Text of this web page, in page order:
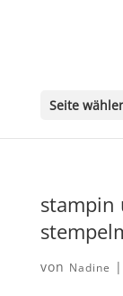
Seite
stampin
von Nadine |